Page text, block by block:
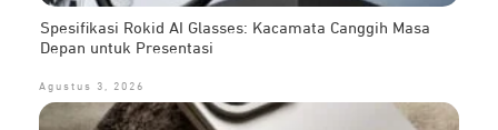
Spesifikasi Rokid AI Glasses: Kacamata Canggih Masa
Depan untuk Presentasi
Agustus 3, 2026